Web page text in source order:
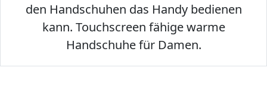
den Handschuhen das Handy bedienen
kann. Touchscreen fähige warme
Handschuhe für Damen.